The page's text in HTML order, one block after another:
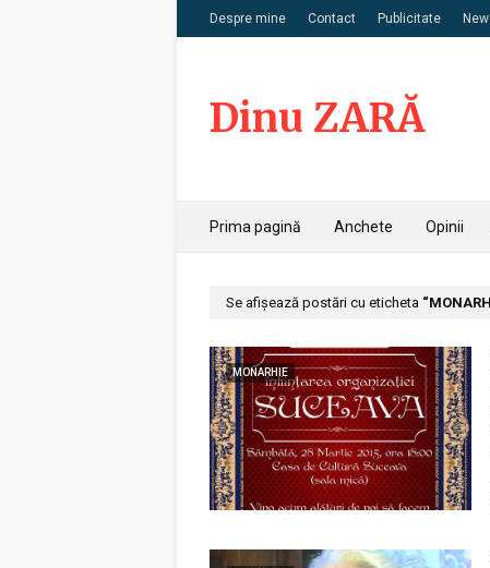
Despre mine Contact Publicitate
Dinu ZARĂ
Prima pagină Anchete Opinii
Se afișează postări cu eticheta
MONARHIE